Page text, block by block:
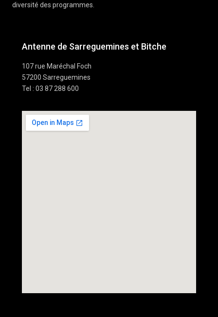
diversité des programmes.
Antenne de Sarreguemines et Bitche
107 rue Maréchal Foch
57200 Sarreguemines
Tel : 03 87 288 600